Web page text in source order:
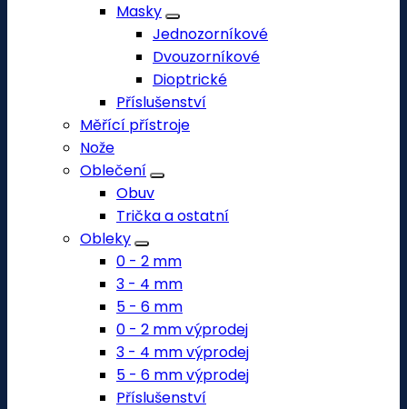
Masky
Jednozorníkové
Dvouzorníkové
Dioptrické
Příslušenství
Měřící přístroje
Nože
Oblečení
Obuv
Trička a ostatní
Obleky
0 - 2 mm
3 - 4 mm
5 - 6 mm
0 - 2 mm výprodej
3 - 4 mm výprodej
5 - 6 mm výprodej
Příslušenství